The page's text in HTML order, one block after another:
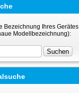
Bezeichnung Ihres Gerätes
Modellbezeichnung):